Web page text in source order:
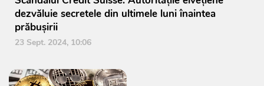
dezvăluie secretele din ultimele luni înaintea
prăbușirii
23 Sept. 2024, 10:06